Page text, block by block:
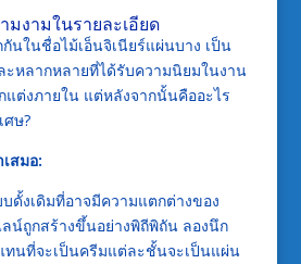
มงามในรายละเอียด
นในชื่อไม้เอ็นจิเนียร์แผ่นบาง เป็น
ะหลากหลายที่ได้รับความนิยมในงาน
ต่งภายใน แต่หลังจากนั้นคืออะไร
ษ?
สมอ:
ดั้งเดิมที่อาจมีความแตกต่างของ
น์ถูกสร้างขึ้นอย่างพิถีพิถัน ลองนึก
นที่จะเป็นครีมแต่ละชั้นจะเป็นแผ่น